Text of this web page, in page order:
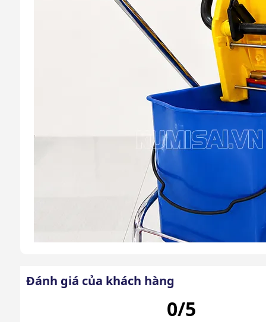
Đánh giá của khách hàng
0/5